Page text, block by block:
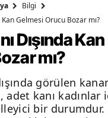
Bilgi
Kan Gelmesi Orucu Bozar mı?
Dışında
mı?
görülen
adet kanı
bir